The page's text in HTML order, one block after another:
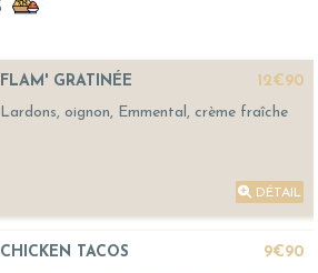
FLAM' GRATINÉE
12€90
Lardons, oignon, Emmental, crème fraîche
DÉTAIL
CHICKEN TACOS
9€90